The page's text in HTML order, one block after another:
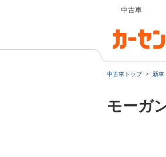
中古車
中古車トップ 新車
モーガ